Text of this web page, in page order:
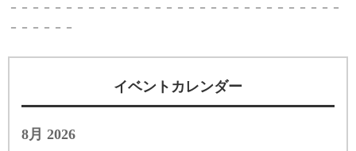
－－－－－－－－－－－－－－－－－－－－－－－－－－－－－－
－－－－－－
イベントカレンダー
8月 2026